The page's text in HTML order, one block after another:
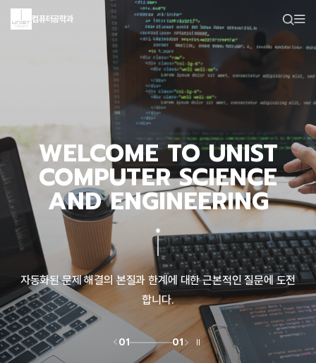
컴퓨터공학과
WELCOME TO UNIST
COMPUTER SCIENCE
AND ENGINEERING
자동화된 문제 해결의 본질과 한계에 대한 근본적인 질문에 도전
합니다.
01 01